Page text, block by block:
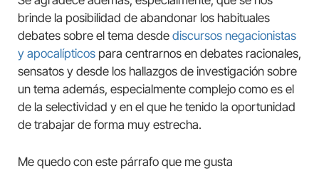
brinde la posibilidad de abandonar los habituales
debates sobre el tema desde discursos negacionistas
y apocalípticos para centrarnos en debates racionales,
sensatos y desde los hallazgos de investigación sobre
un tema además, especialmente complejo como es el
de la selectividad y en el que he tenido la oportunidad
de trabajar de forma muy estrecha.
Me quedo con este párrafo que me gusta